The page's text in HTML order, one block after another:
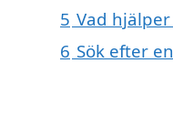
5 Vad
6 Sök efter